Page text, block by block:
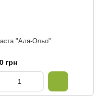
"Аля-Ольо"
грн